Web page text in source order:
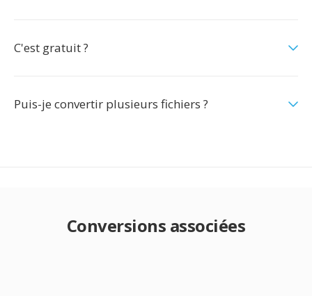
C'est gratuit ?
Puis-je convertir plusieurs fichiers ?
Conversions associées